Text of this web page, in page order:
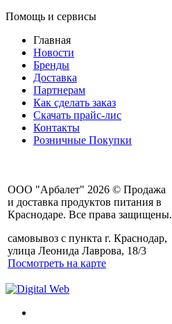
Помощь и сервисы
Главная
Новости
Бренды
Доставка
Партнерам
Как сделать заказ
Скачать прайс-лис
Контакты
Розничные Покупки
ООО "Арбалет" 2026 © Продажа
и доставка продуктов питания в
Краснодаре. Все права защищены.
самовывоз с пункта г. Краснодар,
улица Леонида Лаврова, 18/3
Посмотреть на карте